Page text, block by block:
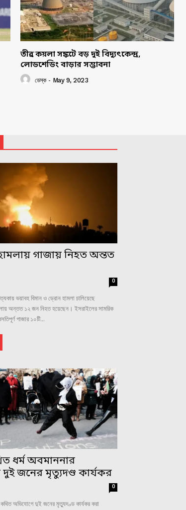
তীব্র কয়লা সঙ্কটে বড় দুই বিদ্যুৎকেন্দ্র,
লোডশেডিং বাড়ার সম্ভাবনা
ডেস্ক - May 9, 2023
গাজায় নিহত অন্তত
0
ভয়াবহ বিমান ও ড্রোন হামলা চালিয়েছে
অন্তত ১২ জন নিহত হয়েছেন। ইসরাইলের সামরিক
গাজার ১০টি...
ধর্ম অবমাননার
জনের মৃত্যুদণ্ড কার্যকর
0
কথিত অভিযোগে দুই জনের মৃত্যুদণ্ড কার্যকর করা